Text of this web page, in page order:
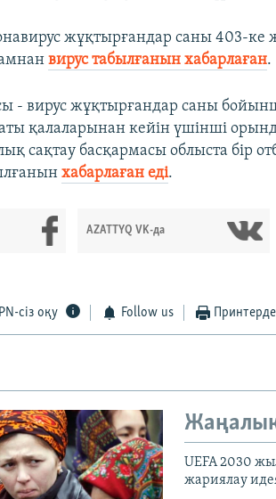
жұқтырғандар саны 403-ке
вирус табылғанын хабарлаған.
- вирус жұқтырғандар саны
қалаларынан кейін үшінші
сақтау басқармасы облыста бір
хабарлаған еді.
AZATTYQ VK-да
сіз оқу Follow us
UEFA 2030
жариялау